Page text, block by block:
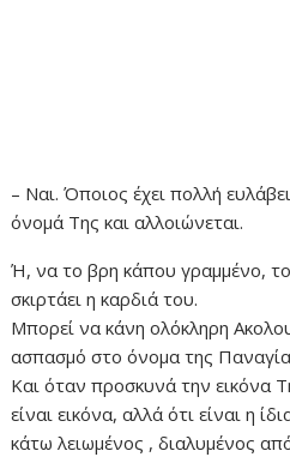
– Ναι. Όποιος έχει πολλή
όνομά Της και αλλοιώνεται.
Ή, να το βρη κάπου γραμμένο, το
σκιρτάει η καρδιά του.
Μπορεί να κάνη ολόκληρη
ασπασμό στο όνομα της
Και όταν προσκυνά την εικόνα
είναι εικόνα, αλλά ότι είναι η
κάτω λειωμένος , διαλυμένος